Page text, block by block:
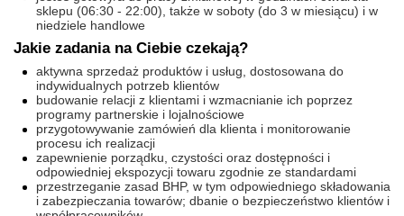
sklepu (06:30 - 22:00), także w soboty (do 3 w miesiącu) i w
niedziele handlowe
Jakie zadania na Ciebie czekają?
aktywna sprzedaż produktów i usług, dostosowana do
indywidualnych potrzeb klientów
budowanie relacji z klientami i wzmacnianie ich poprzez
programy partnerskie i lojalnościowe
przygotowywanie zamówień dla klienta i monitorowanie
procesu ich realizacji
zapewnienie porządku, czystości oraz dostępności i
odpowiedniej ekspozycji towaru zgodnie ze standardami
przestrzeganie zasad BHP, w tym odpowiedniego składowania
i zabezpieczania towarów; dbanie o bezpieczeństwo klientów i